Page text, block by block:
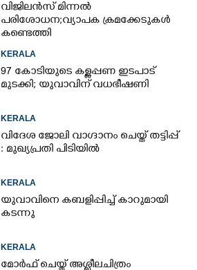
വിജിലൻസ് മിന്നൽ
പരിശോധന; വ്യാപക ക്രമക്കേടുകൾ
കണ്ടെത്തി
KERALA
97 കോടിയുടെ കള്ളപ്പണ ഇടപാട്
മുടക്കി; യുവാവിന് വധഭീഷണി
KERALA
വിദേശ ജോലി വാഗ്ദാനം ചെയ്ത് തട്ടിപ്പ്
: മുഖ്യപ്രതി പിടിയിൽ
KERALA
യുവാവിനെ കബളിപ്പിച്ച് കാറുമായി
കടന്നു
KERALA
മോർഫ് ചെയ്ത് അശ്ലീലചിത്രം